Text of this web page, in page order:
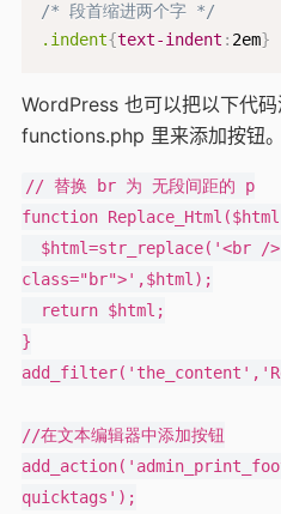
/* 段首缩进两个字 */
.indent{text-indent : 2em}
WordPress 也可以把以下代
functions.php 里来添加按钮。
// 替换 br 为 无段间距的 p
function
class="br">',$html);
}
//在文本编辑器中添加按钮
quicktags');